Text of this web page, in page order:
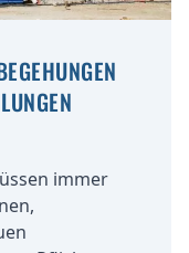
immer